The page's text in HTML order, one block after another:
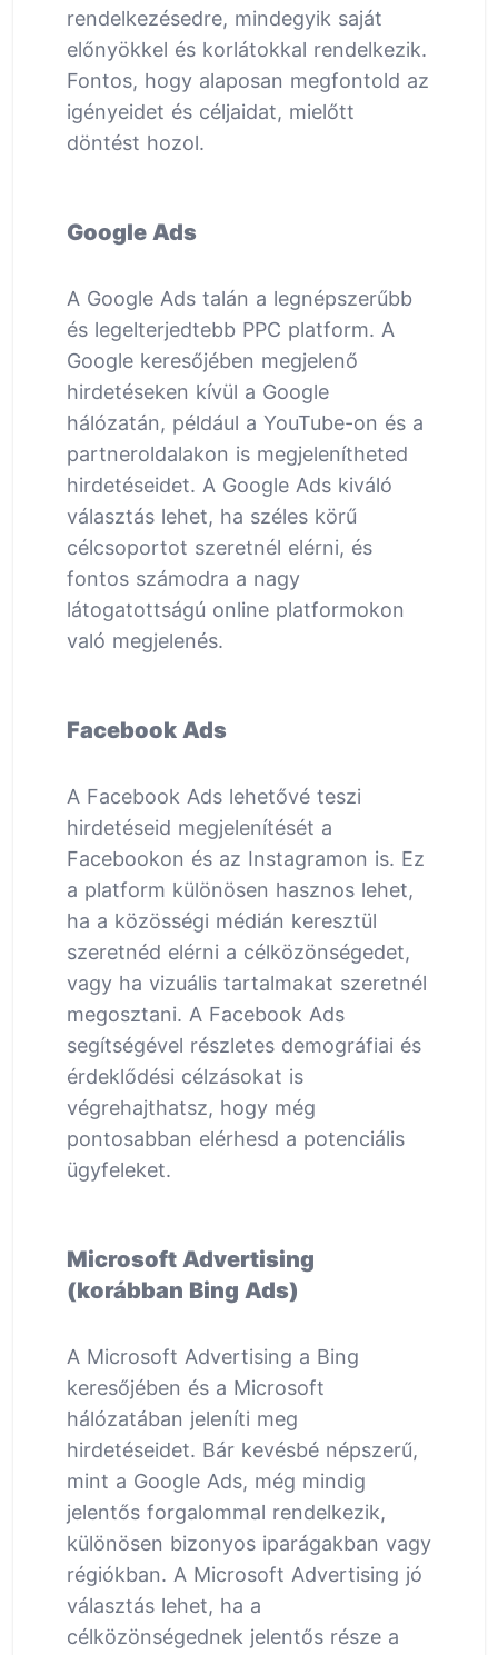
rendelkezésedre, mindegyik saját
előnyökkel és korlátokkal rendelkezik.
Fontos, hogy alaposan megfontold az
igényeidet és céljaidat, mielőtt
döntést hozol.
Google Ads
A Google Ads talán a legnépszerűbb
és legelterjedtebb PPC platform. A
Google keresőjében megjelenő
hirdetéseken kívül a Google
hálózatán, például a YouTube-on és a
partneroldalakon is megjelenítheted
hirdetéseidet. A Google Ads kiváló
választás lehet, ha széles körű
célcsoportot szeretnél elérni, és
fontos számodra a nagy
látogatottságú online platformokon
való megjelenés.
Facebook Ads
A Facebook Ads lehetővé teszi
hirdetéseid megjelenítését a
Facebookon és az Instagramon is. Ez
a platform különösen hasznos lehet,
ha a közösségi médián keresztül
szeretnéd elérni a célközönségedet,
vagy ha vizuális tartalmakat szeretnél
megosztani. A Facebook Ads
segítségével részletes demográfiai és
érdeklődési célzásokat is
végrehajthatsz, hogy még
pontosabban elérhesd a potenciális
ügyfeleket.
Microsoft Advertising
(korábban Bing Ads)
A Microsoft Advertising a Bing
keresőjében és a Microsoft
hálózatában jeleníti meg
hirdetéseidet. Bár kevésbé népszerű,
mint a Google Ads, még mindig
jelentős forgalommal rendelkezik,
különösen bizonyos iparágakban vagy
régiókban. A Microsoft Advertising jó
választás lehet, ha a
célközönségednek jelentős része a